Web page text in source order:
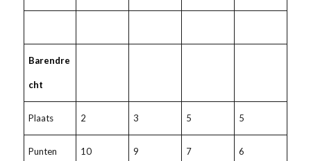
Barendre
cht
Plaats 2 3 5 5
Punten 10 9 7 6